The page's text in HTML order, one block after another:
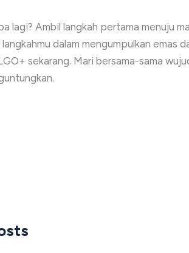
lagi? Ambil langkah pertama menuju
dalam mengumpulkan emas
sekarang. Mari bersama-sama